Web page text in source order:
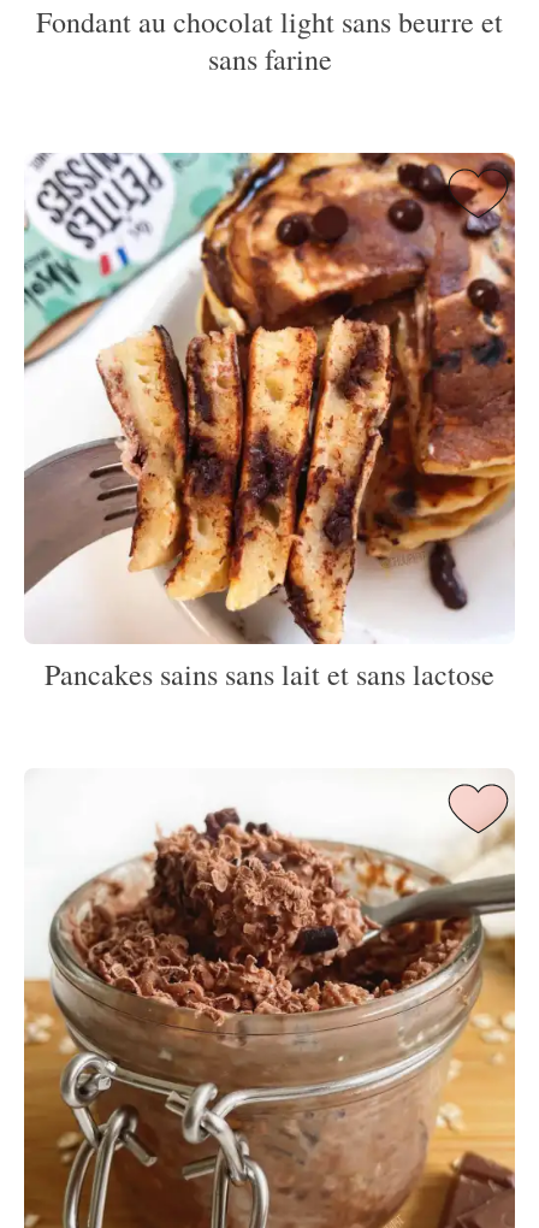
Fondant au chocolat light sans beurre et
sans farine
Pancakes sains sans lait et sans lactose